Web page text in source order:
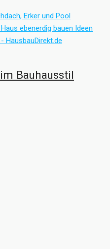
Bauhausstil